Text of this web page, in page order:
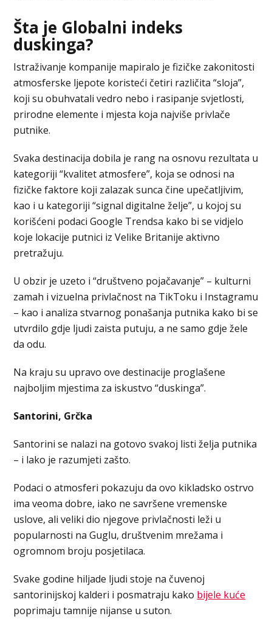
Šta je Globalni indeks
duskinga?
Istraživanje kompanije mapiralo je fizičke zakonitosti
atmosferske ljepote koristeći četiri različita “sloja”,
koji su obuhvatali vedro nebo i rasipanje svjetlosti,
prirodne elemente i mjesta koja najviše privlače
putnike.
Svaka destinacija dobila je rang na osnovu rezultata u
kategoriji “kvalitet atmosfere”, koja se odnosi na
fizičke faktore koji zalazak sunca čine upečatljivim,
kao i u kategoriji “signal digitalne želje”, u kojoj su
korišćeni podaci Google Trendsa kako bi se vidjelo
koje lokacije putnici iz Velike Britanije aktivno
pretražuju.
U obzir je uzeto i “društveno pojačavanje” – kulturni
zamah i vizuelna privlačnost na TikToku i Instagramu
– kao i analiza stvarnog ponašanja putnika kako bi se
utvrdilo gdje ljudi zaista putuju, a ne samo gdje žele
da odu.
Na kraju su upravo ove destinacije proglašene
najboljim mjestima za iskustvo “duskinga”.
Santorini, Grčka
Santorini se nalazi na gotovo svakoj listi želja putnika
– i lako je razumjeti zašto.
Podaci o atmosferi pokazuju da ovo kikladsko ostrvo
ima veoma dobre, iako ne savršene vremenske
uslove, ali veliki dio njegove privlačnosti leži u
popularnosti na Guglu, društvenim mrežama i
ogromnom broju posjetilaca.
Svake godine hiljade ljudi stoje na čuvenoj
santorinijskoj kalderi i posmatraju kako bijele kuće
poprimaju tamnije nijanse u suton.